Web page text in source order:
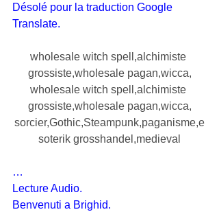
Désolé pour la traduction Google
Translate.
wholesale witch spell,alchimiste
grossiste,wholesale pagan,wicca,
wholesale witch spell,alchimiste
grossiste,wholesale pagan,wicca,
sorcier,Gothic,Steampunk,paganisme,e
soterik grosshandel,medieval
…
Lecture Audio.
Benvenuti a Brighid.